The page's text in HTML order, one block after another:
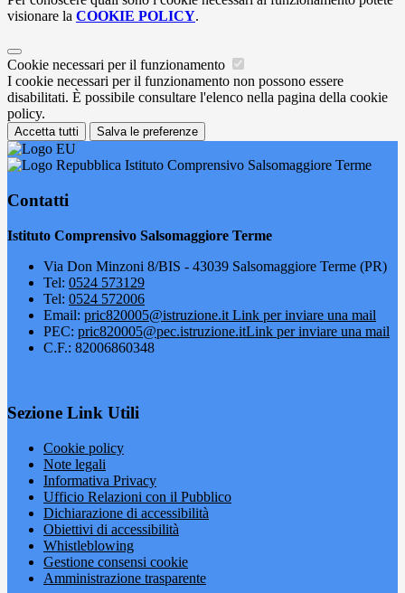
visionare la COOKIE POLICY.
Cookie necessari per il funzionamento
I cookie necessari per il funzionamento non possono essere
disabilitati. È possibile consultare l'elenco nella pagina della cookie
policy.
Accetta tutti Salva le preferenze
Istituto Comprensivo Salsomaggiore Terme
Contatti
Istituto Comprensivo Salsomaggiore Terme
Via Don Minzoni 8/BIS - 43039 Salsomaggiore Terme (PR)
Tel: 0524 573129
Tel: 0524 572006
Email: pric820005@istruzione.it Link per inviare una mail
PEC: pric820005@pec.istruzione.itLink per inviare una mail
C.F.: 82006860348
Sezione Link Utili
Cookie policy
Note legali
Informativa Privacy
Ufficio Relazioni con il Pubblico
Dichiarazione di accessibilità
Obiettivi di accessibilità
Whistleblowing
Gestione consensi cookie
Amministrazione trasparente